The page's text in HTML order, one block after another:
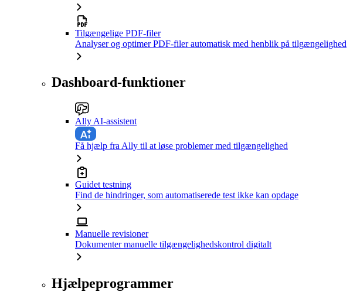
Tilgængelige PDF-filer
Analyser og optimer PDF-filer automatisk med henblik på tilgængelighed
Dashboard-funktioner
Ally AI-assistent
Få hjælp fra Ally til at løse problemer med tilgængelighed
Guidet testning
Find de hindringer, som automatiserede test ikke kan opdage
Manuelle revisioner
Dokumenter manuelle tilgængelighedskontrol digitalt
Hjælpeprogrammer